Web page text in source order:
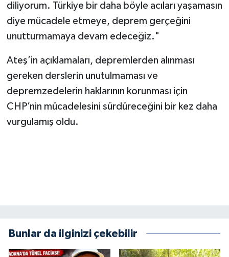
diliyorum. Türkiye bir daha böyle acıları yaşamasın
diye mücadele etmeye, deprem gerçeğini
unutturmamaya devam edeceğiz."
Ateş’in açıklamaları, depremlerden alınması
gereken derslerin unutulmaması ve
depremzedelerin haklarının korunması için
CHP’nin mücadelesini sürdüreceğini bir kez daha
vurgulamış oldu.
Bunlar da ilginizi çekebilir